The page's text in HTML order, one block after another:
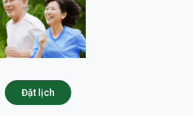
Đặt lịch